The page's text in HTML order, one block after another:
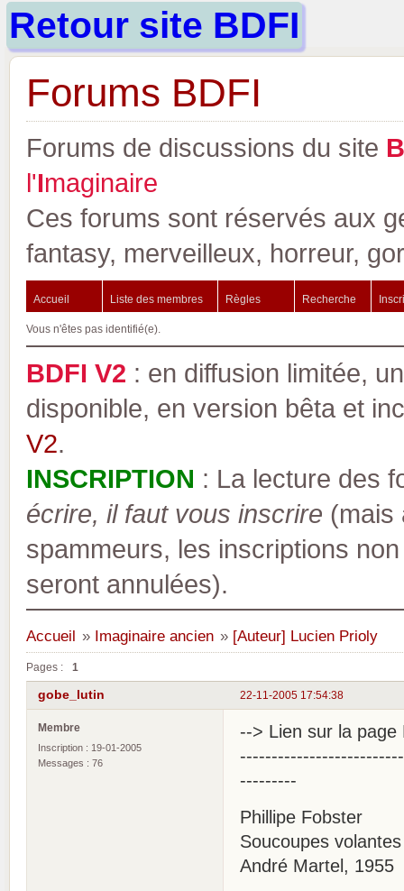
Retour site BDFI
Forums BDFI
Forums de discussions du site B
l'Imaginaire
Ces forums sont réservés aux
fantasy, merveilleux, horreur,
Accueil Liste des membres Règles Recherche
Vous n'êtes pas identifié(e).
BDFI V2 : en diffusion limitée,
disponible, en version bêta et
V2.
INSCRIPTION : La lecture des
écrire, il faut vous inscrire (mais
spammeurs, les inscriptions
seront annulées).
Accueil » Imaginaire ancien » [Auteur] Lucien Prioly
Pages : 1
22-11-2005 17:54:38
gobe_lutin
Membre
Inscription : 19-01-2005
Messages : 76
--> Lien sur la
---------
Phillipe Fobster
Soucoupes
André Martel, 1955